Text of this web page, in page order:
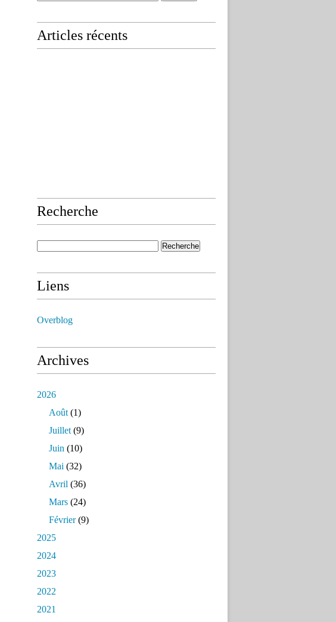
Articles récents
Recherche
Liens
Overblog
Archives
2026
Août (1)
Juillet (9)
Juin (10)
Mai (32)
Avril (36)
Mars (24)
Février(9)
2025
2024
2023
2022
2021